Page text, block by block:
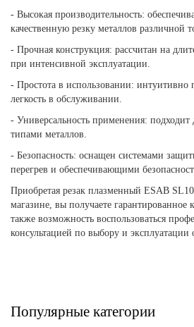
- Высокая производительность:
качественную резку металлов различной
- Прочная конструкция: рассчитан на
при интенсивной эксплуатации.
- Простота в использовании: интуитивно
легкость в обслуживании.
- Универсальность применения:
типами металлов.
- Безопасность: оснащен системами
перегрев и обеспечивающими
Приобретая резак плазменный ESAB
магазине, вы получаете гарантированное
также возможность воспользоваться
консультацией по выбору и эксплуатации
Популярные категории